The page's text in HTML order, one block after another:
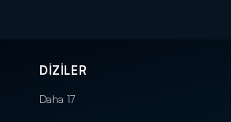
DİZİLER
Daha 17